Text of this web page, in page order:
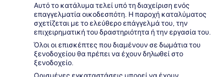
Αυτό το κατάλυμα τελεί υπό τη διαχείριση ενός
επαγγελματία οικοδεσπότη. Η παροχή καταλύματος
σχετίζεται με το ελεύθερο επάγγελμά του, την
επιχειρηματική του δραστηριότητα ή την εργασία του.
Όλοι οι επισκέπτες που διαμένουν σε δωμάτια του
ξενοδοχείου θα πρέπει να έχουν δηλωθεί στο
ξενοδοχείο.